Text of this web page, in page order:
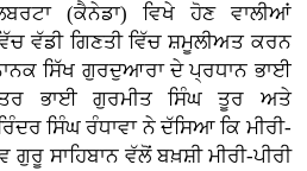
(ਕੈਨੇਡਾ) ਵਿਖੇ ਹੋਣ ਵਾਲੀਆਂ
ਵੱਡੀ ਗਿਣਤੀ ਵਿੱਚ ਸ਼ਮੂਲੀਅਤ ਕਰਨ
ਸਿੱਖ ਗੁਰਦੁਆਰਾ ਦੇ ਪ੍ਰਧਾਨ ਭਾਈ
ਭਾਈ ਗੁਰਮੀਤ ਸਿੰਘ ਤੂਰ ਅਤੇ
ਸਿੰਘ ਰੰਧਾਵਾ ਨੇ ਦੱਸਿਆ ਕਿ ਮੀਰੀ-
ਸਾਹਿਬਾਨ ਵੱਲੋਂ ਬਖ਼ਸ਼ੀ ਮੀਰੀ-ਪੀਰੀ